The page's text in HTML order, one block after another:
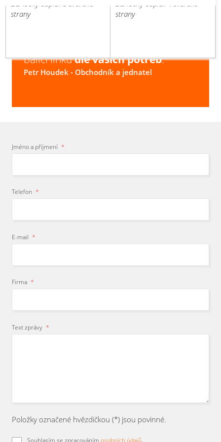
strany
strany
balicí linkudle vašich potřeb.
Petr Houdek - Obchodník a jednatel
Jméno a příjmení *
Telefon *
E-mail *
Firma *
Text zprávy *
Položky označené hvězdičkou (*) jsou povinné.
Souhlasím se zpracovánímosobních údajů.